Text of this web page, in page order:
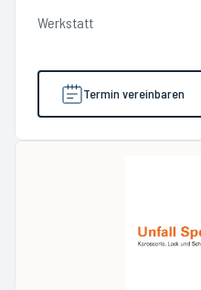
Werkstatt
Termin vereinbaren